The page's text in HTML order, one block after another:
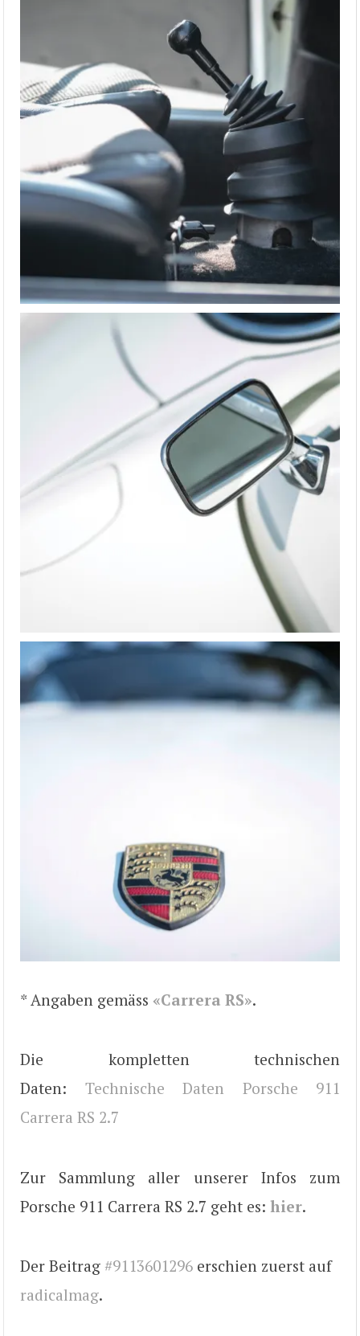
* Angaben gemäss «Carrera RS».
Die kompletten technischen
Daten: Technische Daten Porsche 911
Carrera RS 2.7
Zur Sammlung aller unserer Infos zum
Porsche 911 Carrera RS 2.7 geht es: hier.
Der Beitrag #9113601296 erschien zuerst auf
radicalmag.